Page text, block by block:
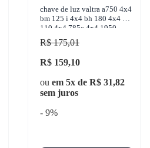
chave de luz valtra a750 4x4
bm 125 i 4x4 bh 180 4x4 bm
110 4x4 785c 4x4 1950-
2017 facobras - 910.1090
R$ 175,01
R$ 159,10
ou em 5x de R$ 31,82
sem juros
- 9%